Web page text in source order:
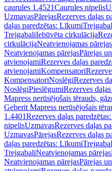
caurules 1.4521Caurules nipelis
UzmavasPārejasRezerves daļas
daļas paredzētas: Līkumi
TrejgabaliIebūvēta cirkulācija
cirkulācijaNeatvienojamas pārejas
Neatvienojamas pārejasPārejas
atvienojamiRezerves daļas
atvienojamiKompensatori
KompensatoriNoslēgiRezerves
NoslēgiPieslēgumiRezerves
Mapress nerūsējošais tērauds,
Geberit Mapress nerūsējošais
1.4401Rezerves daļas
nipelisUzmavasRezerves daļas
UzmavasPārejasRezerves daļas
daļas paredzētas: Līkumi
TrejgabaliNeatvienojamas pārejas
Neatvienojamas pārejasPārejas